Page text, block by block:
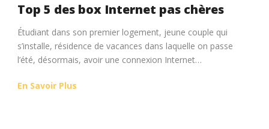
Top 5 des box Internet pas chères
Étudiant dans son premier logement, jeune couple qui
s’installe, résidence de vacances dans laquelle on passe
l’été, désormais, avoir une connexion Internet…
En Savoir Plus